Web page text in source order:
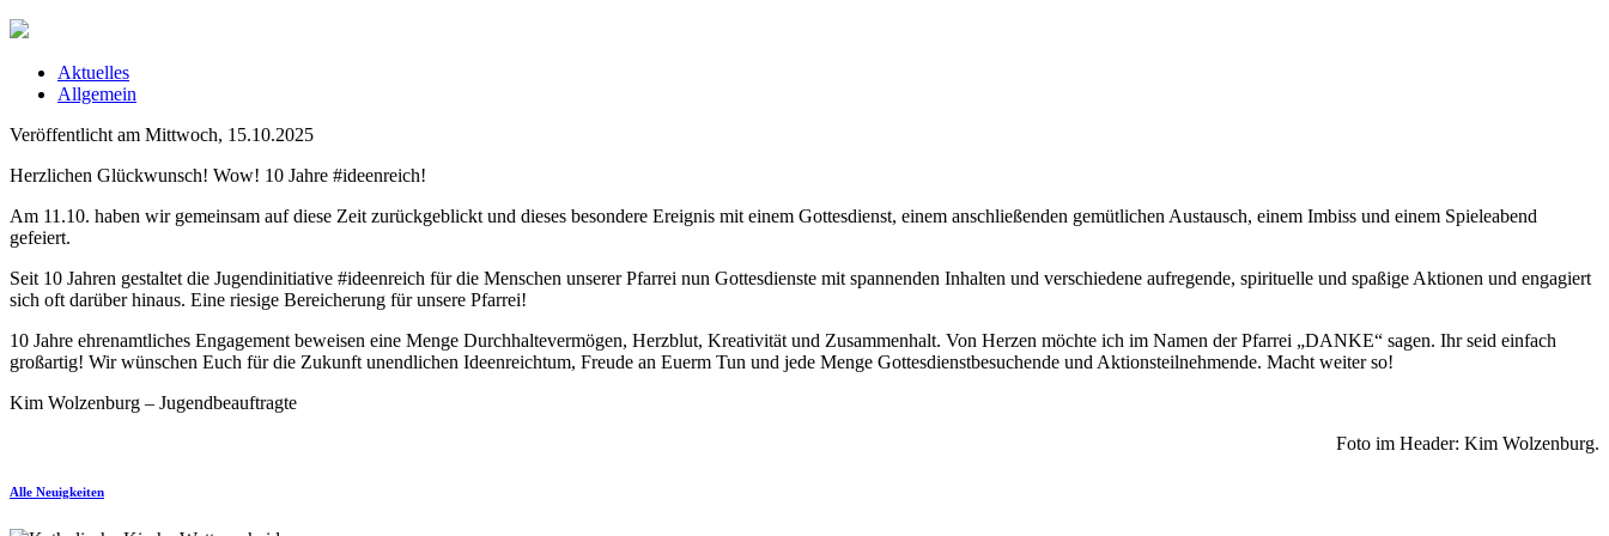
Aktuelles
Allgemein
Veröffentlicht am Mittwoch, 15.10.2025
Herzlichen Glückwunsch! Wow! 10 Jahre #ideenreich!
Am 11.10. haben wir gemeinsam auf diese Zeit zurückgeblickt und dieses besondere Ereignis mit einem Gottesdienst, einem anschließenden gemütlichen Austausch, einem Imbiss und einem Spieleabend
gefeiert.
Seit 10 Jahren gestaltet die Jugendinitiative #ideenreich für die Menschen unserer Pfarrei nun Gottesdienste mit spannenden Inhalten und verschiedene aufregende, spirituelle und spaßige Aktionen und engagiert
sich oft darüber hinaus. Eine riesige Bereicherung für unsere Pfarrei!
10 Jahre ehrenamtliches Engagement beweisen eine Menge Durchhaltevermögen, Herzblut, Kreativität und Zusammenhalt. Von Herzen möchte ich im Namen der Pfarrei „DANKE“ sagen. Ihr seid einfach
großartig! Wir wünschen Euch für die Zukunft unendlichen Ideenreichtum, Freude an Euerm Tun und jede Menge Gottesdienstbesuchende und Aktionsteilnehmende. Macht weiter so!
Kim Wolzenburg – Jugendbeauftragte
Foto im Header: Kim Wolzenburg.
Alle Neuigkeiten